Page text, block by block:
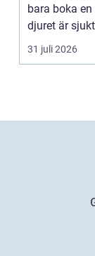
bara boka
djuret är
många djurä...
31 juli 2026